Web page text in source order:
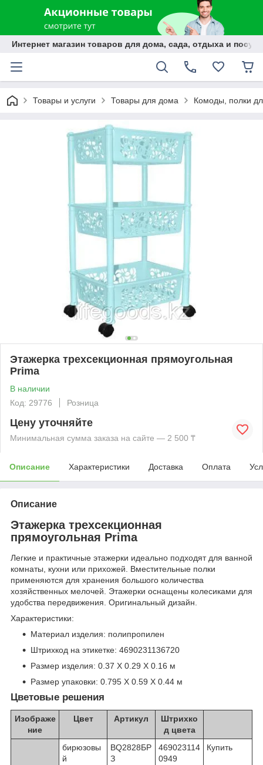
Интернет магазин товаров для дома, сада, отдыха и
Товары и услуги Товары для дома Комоды, полки
Этажерка трехсекционная прямоугольная
Prima
В наличии
Код: 29776
Розница
Цену уточняйте
Минимальная сумма заказа на сайте — 2 500 ₸
Описание Характеристики Доставка Оплата
Описание
Этажерка трехсекционная
прямоугольная Prima
Легкие и практичные этажерки идеально подходят для ванной
комнаты, кухни или прихожей. Вместительные полки
применяются для хранения большого количества
хозяйственных мелочей. Этажерки оснащены колесиками для
удобства передвижения. Оригинальный дизайн.
Характеристики:
Материал изделия: полипропилен
Штрихкод на этикетке: 4690231136720
Размер изделия: 0.37 X 0.29 X 0.16 м
Размер упаковки: 0.795 X 0.59 X 0.44 м
Цветовые решения
Изображе
ние
Цвет Артикул
Штрихко
д цвета
бирюзовы
й
BQ2828БР
З
469023114
0949
Купить